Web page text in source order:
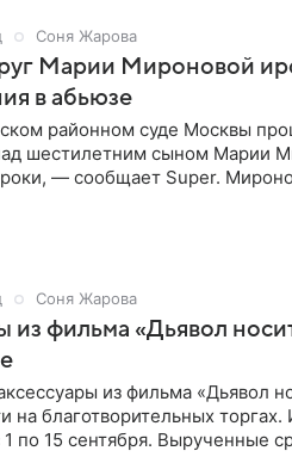
Соня Жарова
Марии Мироновой
в абьюзе
районном суде Москвы
шестилетним сыном Марии
— сообщает Super.
Соня Жарова
из фильма «Дьявол
из фильма «Дьявол
на благотворительных
1 по 15 сентября. Вырученные